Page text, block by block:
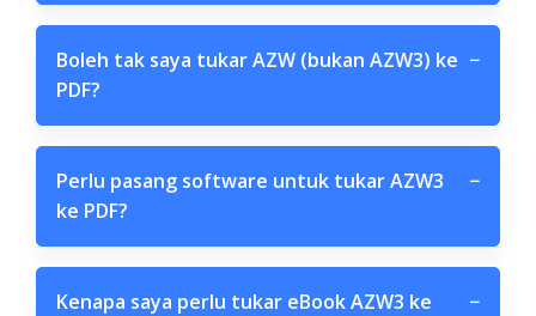
Boleh tak saya tukar AZW (bukan AZW3) ke
PDF?
−
Perlu pasang software untuk tukar AZW3
ke PDF?
−
Kenapa saya perlu tukar eBook AZW3 ke
−